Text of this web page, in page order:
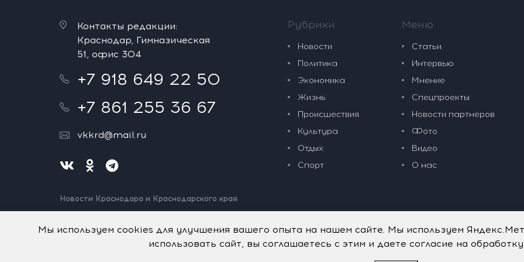
Контакты редакции:
Краснодар, Гимназическая
51, офис 304
+7 918 649 22 50
+7 861 255 36 67
vkkrd@mail.ru
Новости Краснодара и Краснодарского края
Нашли ошибку? Выделите и нажмите Ctrl+Enter.
Рубрики
Новости
Политика
Экономика
Жизнь
Происшествия
Культура
Отдых
Спорт
Меню
Статьи
Интервью
Мнение
Спецпроекты
Новости партнеров
Фото
Видео
О нас
Мы используем cookies для улучшения вашего опыта на нашем сайте. Мы используем
использовать сайт, вы соглашаетесь с этим и даете согласие на